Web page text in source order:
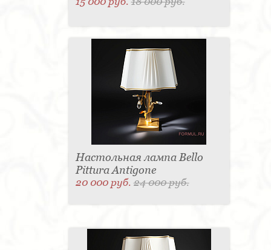
Настольная лампа Bello
Pittura Antigone
20 000 руб.24 000 руб.